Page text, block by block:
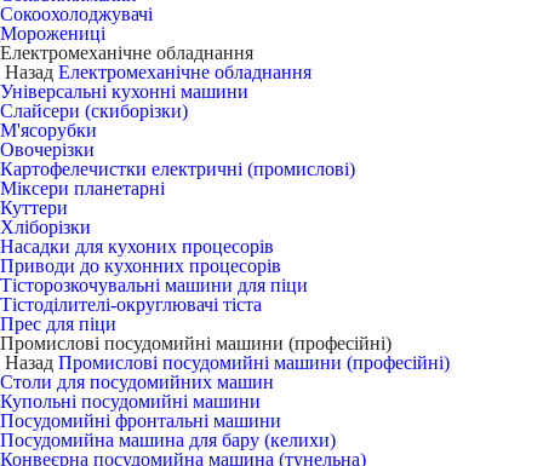
Сокоохолоджувачі
Морожениці
Електромеханічне обладнання
Назад Електромеханічне обладнання
Універсальні кухонні машини
Слайсери (скиборізки)
М'ясорубки
Овочерізки
Картофелечистки електричні (промислові)
Міксери планетарні
Куттери
Хліборізки
Насадки для кухоних процесорів
Приводи до кухонних процесорів
Тісторозкочувальні машини для піци
Тістоділителі-округлювачі тіста
Прес для піци
Промислові посудомийні машини (професійні)
Назад Промислові посудомийні машини (професійні)
Столи для посудомийних машин
Купольні посудомийні машини
Посудомийні фронтальні машини
Посудомийна машина для бару (келихи)
Конвеєрна посудомийна машина (тунельна)